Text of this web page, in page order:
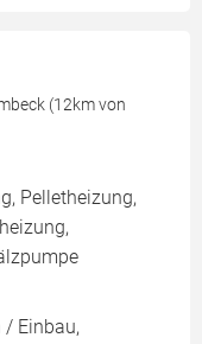
(12km von
Pelletheizung,
/ Einbau,